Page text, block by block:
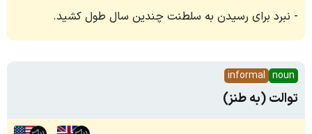
نبرد برای رسیدن به سلطنت چندین سال طول کشید.
noun
informal
توالت (به‌ طنز)